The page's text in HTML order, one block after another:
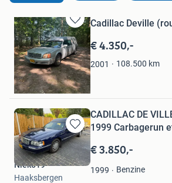
Bewaren
in
Mijn
Favorieten
Cadillac Deville
€ 4.350,-
2001 108.500 km
Marvin
IJhorst
Bewaren
in
Mijn
Favorieten
CADILLAC DE
1999 Carbagerun
€ 3.850,-
1999 Benzine
Niek519
Haaksbergen